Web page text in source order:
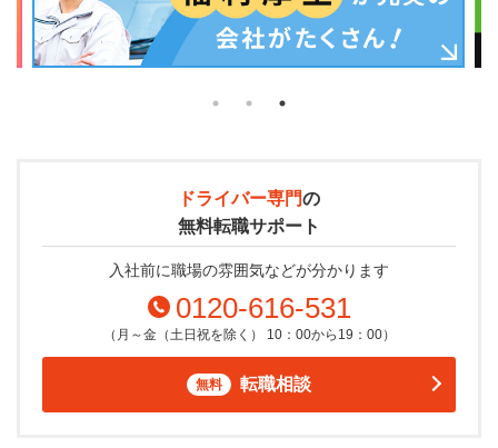
ドライバー専門の
無料転職サポート
入社前に職場の雰囲気などが分かります
0120-616-531
（月～金（土日祝を除く） 10：00から19：00）
無料 転職相談